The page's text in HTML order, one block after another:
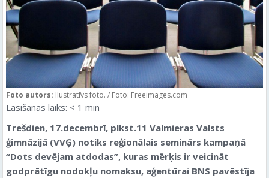
Foto autors: Ilustratīvs foto. / Foto: Freeimages.com
Lasīšanas laiks: < 1 min
Trešdien, 17.decembrī, plkst.11 Valmieras Valsts
ģimnāzijā (VVĢ) notiks reģionālais seminārs kampaņā
“Dots devējam atdodas”, kuras mērķis ir veicināt
godprātīgu nodokļu nomaksu, aģentūrai BNS pavēstīja